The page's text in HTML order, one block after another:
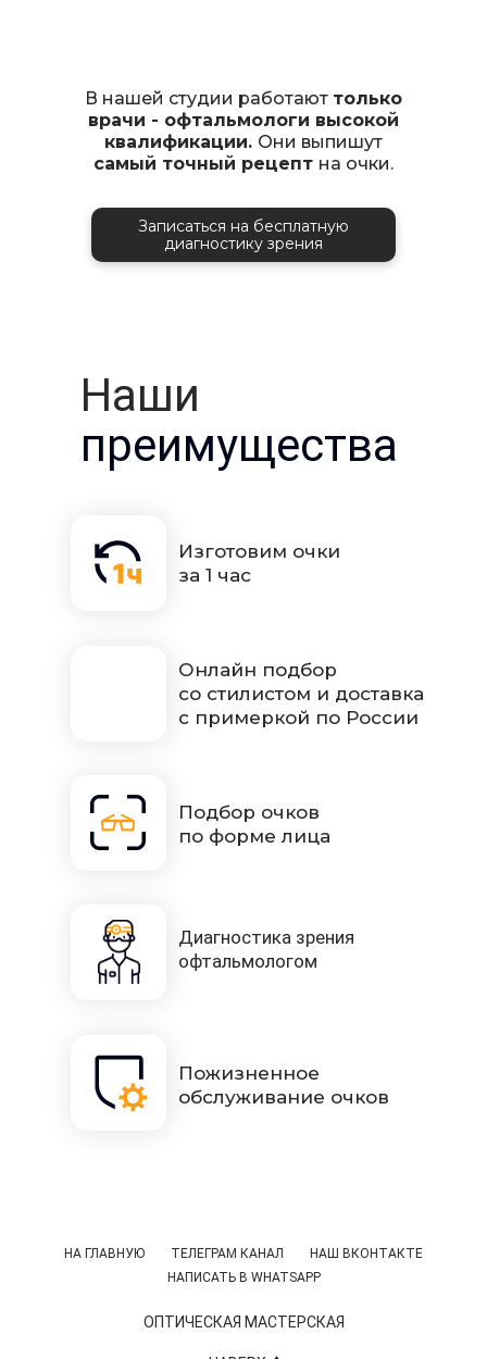
В нашей студии работают только
врачи - офтальмологи высокой
квалификации. Они выпишут
самый точный рецепт на очки.
Записаться на бесплатную
диагностику зрения
Наши
преимущества
Изготовим очки
за 1 час
Подбор очков
по форме лица
Пожизненное
обслуживание очков
Онлайн подбор
со стилистом и доставка
с примеркой по России
Диагностика зрения
офтальмологом
НА ГЛАВНУЮ ТЕЛЕГРАМ КАНАЛ
НАШ ВКОНТАКТЕ
НАПИСАТЬ В WHATSAPP
ОПТИЧЕСКАЯ МАСТЕРСКАЯ